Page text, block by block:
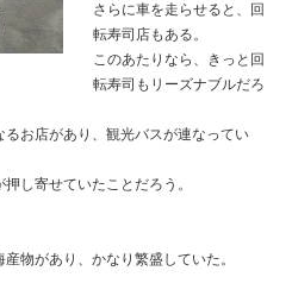
さらに車を走らせると、回
転寿司店もある。
このあたりなら、きっと回
転寿司もリーズナブルだろ
お店があり、観光バスが連なってい
し寄せていたことだろう。
物があり、かなり繁盛していた。